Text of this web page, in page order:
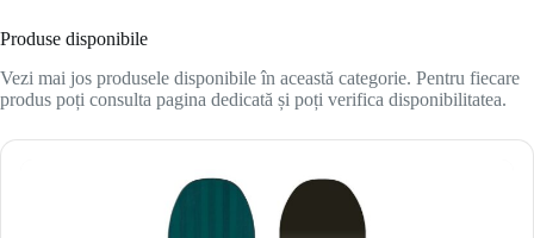
Produse disponibile
Vezi mai jos produsele disponibile în această categorie. Pentru fiecare
produs poți consulta pagina dedicată și poți verifica disponibilitatea.